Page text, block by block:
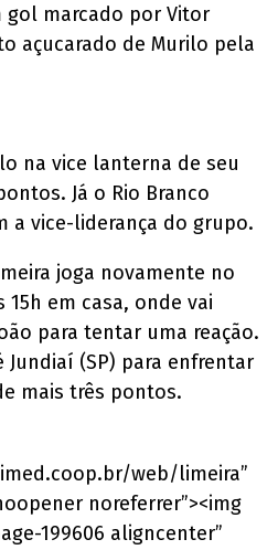
gol marcado por Vitor
açucarado de Murilo pela
na vice lanterna de seu
Já o Rio Branco
a vice-liderança do grupo.
joga novamente no
15h em casa, onde vai
para tentar uma reação.
Jundiaí (SP) para enfrentar
mais três pontos.
web/limeira”
noreferrer”><img
199606 aligncenter”